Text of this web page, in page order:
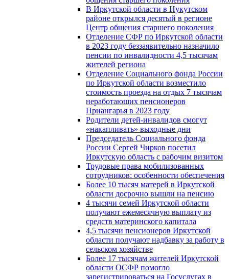
В Иркутской области в Нукутском
районе открылся десятый в регионе
Центр общения старшего поколения
Отделение СФР по Иркутской области
в 2023 году беззаявительно назначило
пенсии по инвалидности 4,5 тысячам
жителей региона
Отделение Социального фонда России
по Иркутской области возместило
стоимость проезда на отдых 7 тысячам
неработающих пенсионеров
Приангарья в 2023 году
Родители детей-инвалидов смогут
«накапливать» выходные дни
Председатель Социального фонда
России Сергей Чирков посетил
Иркутскую область с рабочим визитом
Трудовые права мобилизованных
сотрудников: особенности обеспечения
Более 10 тысяч матерей в Иркутской
области досрочно вышли на пенсию
4 тысячи семей Иркутской области
получают ежемесячную выплату из
средств материнского капитала
4,5 тысячи пенсионеров Иркутской
области получают надбавку за работу в
сельском хозяйстве
Более 17 тысячам жителей Иркутской
области ОСФР помогло
зарегистрироваться на Госуслугах в